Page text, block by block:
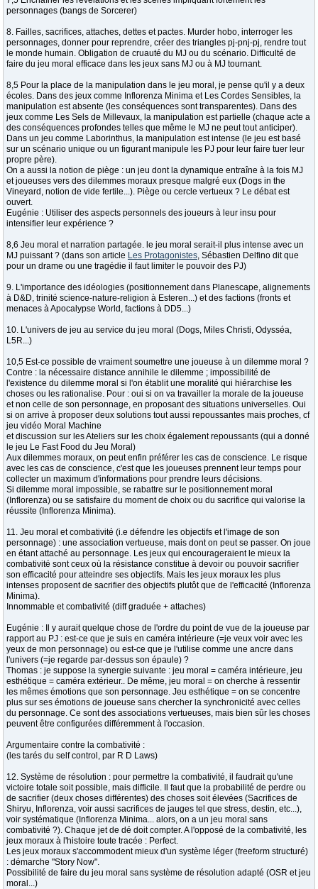
personnages (bangs de Sorcerer)
8. Failles, sacrifices, attaches, dettes et pactes. Murder hobo, interroger les
personnages, donner pour reprendre, créer des triangles pj-pnj-pj, rendre tout
le monde humain. Obligation de cruauté du MJ ou du scénario. Difficulté de
faire du jeu moral efficace dans les jeux sans MJ ou à MJ tournant.
8,5 Pour la place de la manipulation dans le jeu moral, je pense qu'il y a deux
écoles. Dans des jeux comme Inflorenza Minima et Les Cordes Sensibles, la
manipulation est absente (les conséquences sont transparentes). Dans des
jeux comme Les Sels de Millevaux, la manipulation est partielle (chaque acte a
des conséquences profondes telles que même le MJ ne peut tout anticiper).
Dans un jeu comme Laborinthus, la manipulation est intense (le jeu est basé
sur un scénario unique ou un figurant manipule les PJ pour leur faire tuer leur
propre père).
On a aussi la notion de piège : un jeu dont la dynamique entraîne à la fois MJ
et joueuses vers des dilemmes moraux presque malgré eux (Dogs in the
Vineyard, notion de vide fertile...). Piège ou cercle vertueux ? Le débat est
ouvert.
Eugénie : Utiliser des aspects personnels des joueurs à leur insu pour
intensifier leur expérience ?
8,6 Jeu moral et narration partagée. le jeu moral serait-il plus intense avec un
MJ puissant ? (dans son article Les Protagonistes, Sébastien Delfino dit que
pour un drame ou une tragédie il faut limiter le pouvoir des PJ)
9. L'importance des idéologies (positionnement dans Planescape, alignements
à D&D, trinité science-nature-religion à Esteren...) et des factions (fronts et
menaces à Apocalypse World, factions à DD5...)
10. L'univers de jeu au service du jeu moral (Dogs, Miles Christi, Odysséa,
L5R...)
10,5 Est-ce possible de vraiment soumettre une joueuse à un dilemme moral ?
Contre : la nécessaire distance annihile le dilemme ; impossibilité de
l'existence du dilemme moral si l'on établit une moralité qui hiérarchise les
choses ou les rationalise. Pour : oui si on va travailler la morale de la joueuse
et non celle de son personnage, en proposant des situations universelles. Oui
si on arrive à proposer deux solutions tout aussi repoussantes mais proches, cf
jeu vidéo Moral Machine
et discussion sur les Ateliers sur les choix également repoussants (qui a donné
le jeu Le Fast Food du Jeu Moral)
Aux dilemmes moraux, on peut enfin préférer les cas de conscience. Le risque
avec les cas de conscience, c'est que les joueuses prennent leur temps pour
collecter un maximum d'informations pour prendre leurs décisions.
Si dilemme moral impossible, se rabattre sur le positionnement moral
(Inflorenza) ou se satisfaire du moment de choix ou du sacrifice qui valorise la
réussite (Inflorenza Minima).
11. Jeu moral et combativité (i.e défendre les objectifs et l'image de son
personnage) : une association vertueuse, mais dont on peut se passer. On joue
en étant attaché au personnage. Les jeux qui encourageraient le mieux la
combativité sont ceux où la résistance constitue à devoir ou pouvoir sacrifier
son efficacité pour atteindre ses objectifs. Mais les jeux moraux les plus
intenses proposent de sacrifier des objectifs plutôt que de l'efficacité (Inflorenza
Minima).
Innommable et combativité (diff graduée + attaches)
Eugénie : Il y aurait quelque chose de l'ordre du point de vue de la joueuse par
rapport au PJ : est-ce que je suis en caméra intérieure (=je veux voir avec les
yeux de mon personnage) ou est-ce que je l'utilise comme une ancre dans
l'univers (=je regarde par-dessus son épaule) ?
Thomas : je suppose la synergie suivante : jeu moral = caméra intérieure, jeu
esthétique = caméra extérieur.. De même, jeu moral = on cherche à ressentir
les mêmes émotions que son personnage. Jeu esthétique = on se concentre
plus sur ses émotions de joueuse sans chercher la synchronicité avec celles
du personnage. Ce sont des associations vertueuses, mais bien sûr les choses
peuvent être configurées différemment à l'occasion.
Argumentaire contre la combativité :
(les tarés du self control, par R D Laws)
12. Système de résolution : pour permettre la combativité, il faudrait qu'une
victoire totale soit possible, mais difficile. Il faut que la probabilité de perdre ou
de sacrifier (deux choses différentes) des choses soit élevées (Sacrifices de
Shiryu, Inflorenza, voir aussi sacrifices de jauges tel que stress, destin, etc...),
voir systématique (Inflorenza Minima... alors, on a un jeu moral sans
combativité ?). Chaque jet de dé doit compter. A l'opposé de la combativité, les
jeux moraux à l'histoire toute tracée : Perfect.
Les jeux moraux s'accommodent mieux d'un système léger (freeform structuré)
: démarche "Story Now".
Possibilité de faire du jeu moral sans système de résolution adapté (OSR et jeu
moral...)